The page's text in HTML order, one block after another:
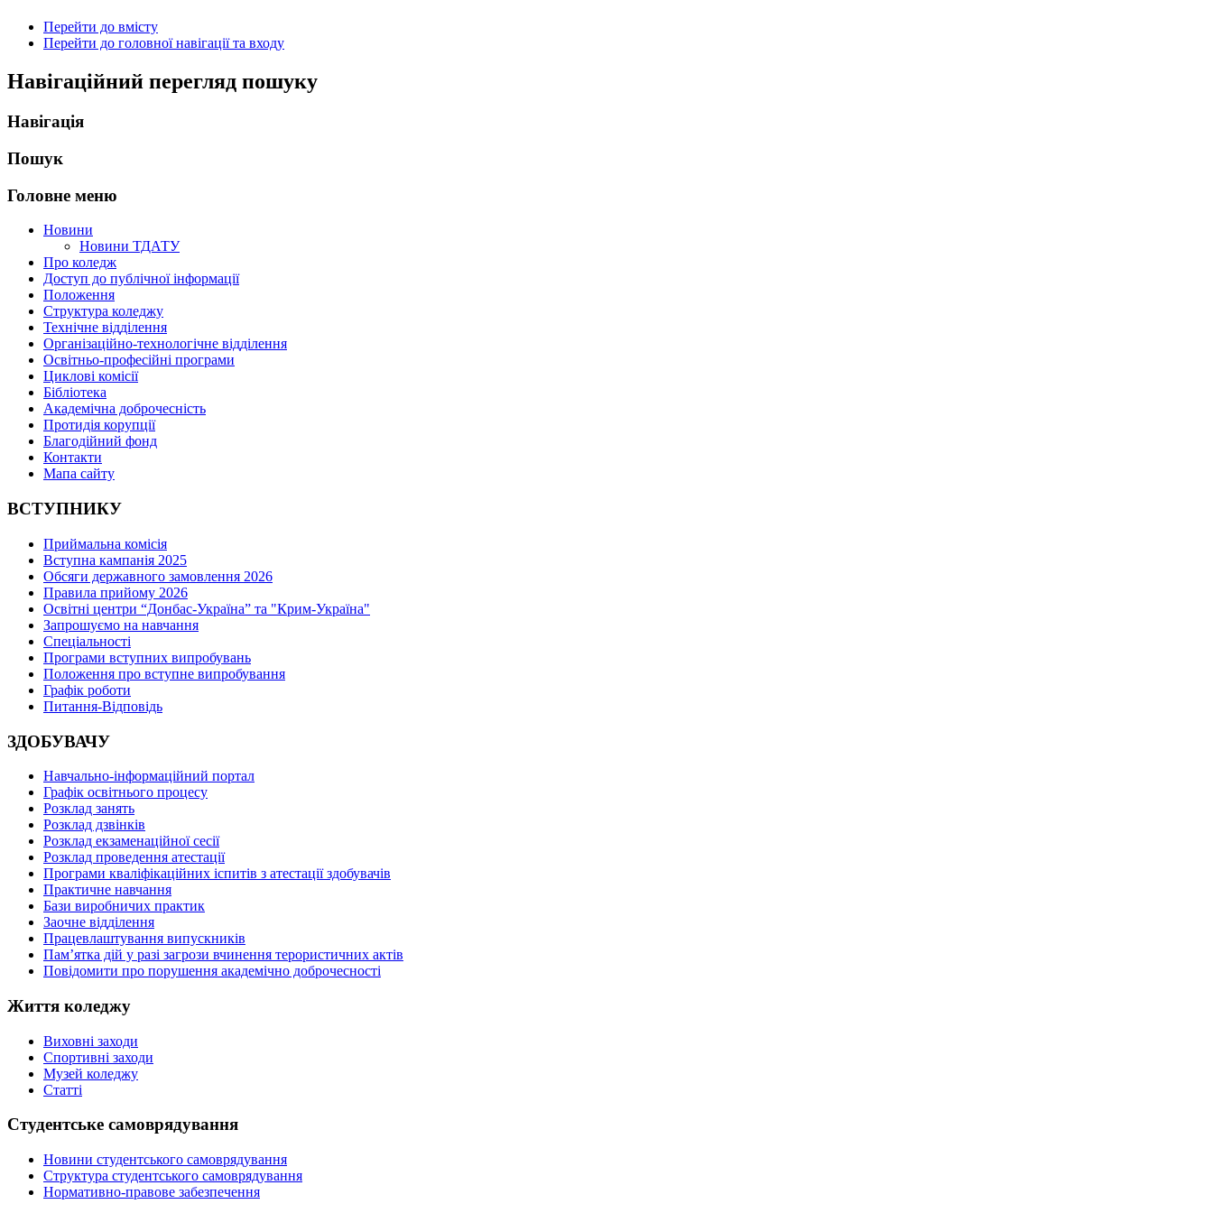
Перейти до вмісту
Перейти до головної навігації та входу
Навігаційний перегляд пошуку
Навігація
Пошук
Головне меню
Новини
Новини ТДАТУ
Про коледж
Доступ до публічної інформації
Положення
Структура коледжу
Технічне відділення
Організаційно-технологічне відділення
Освітньо-професійні програми
Циклові комісії
Бібліотека
Академічна доброчесність
Протидія корупції
Благодійний фонд
Контакти
Мапа сайту
ВСТУПНИКУ
Приймальна комісія
Вступна кампанія 2025
Обсяги державного замовлення 2026
Правила прийому 2026
Освітні центри “Донбас-Україна” та "Крим-Україна"
Запрошуємо на навчання
Спеціальності
Програми вступних випробувань
Положення про вступне випробування
Графік роботи
Питання-Відповідь
ЗДОБУВАЧУ
Навчально-інформаційний портал
Графік освітнього процесу
Розклад занять
Розклад дзвінків
Розклад екзаменаційної сесії
Розклад проведення атестації
Програми кваліфікаційних іспитів з атестації здобувачів
Практичне навчання
Бази виробничих практик
Заочне відділення
Працевлаштування випускників
Пам’ятка дій у разі загрози вчинення терористичних актів
Повідомити про порушення академічно доброчесності
Життя коледжу
Виховні заходи
Спортивні заходи
Музей коледжу
Статті
Студентське самоврядування
Новини студентського самоврядування
Структура студентського самоврядування
Нормативно-правове забезпечення